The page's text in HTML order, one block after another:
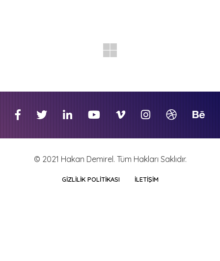
© 2021 Hakan Demirel. Tüm Hakları Saklıdır.
GIZLILIK POLITIKASI İLETIŞIM